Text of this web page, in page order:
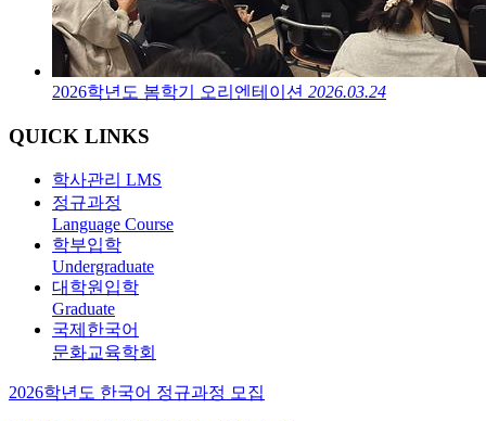
2026학년도 봄학기 오리엔테이션 2026.03.24
QUICK LINKS
학사관리 LMS
정규과정
Language Course
학부입학
Undergraduate
대학원입학
Graduate
국제한국어
문화교육학회
2026학년도 한국어 정규과정 모집